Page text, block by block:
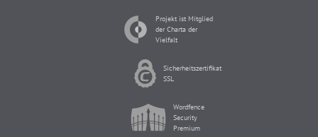
Projekt ist Mitglied
der Charta der
Vielfalt
Sicherheitszertifikat
SSL
Wordfence
Security
Premium